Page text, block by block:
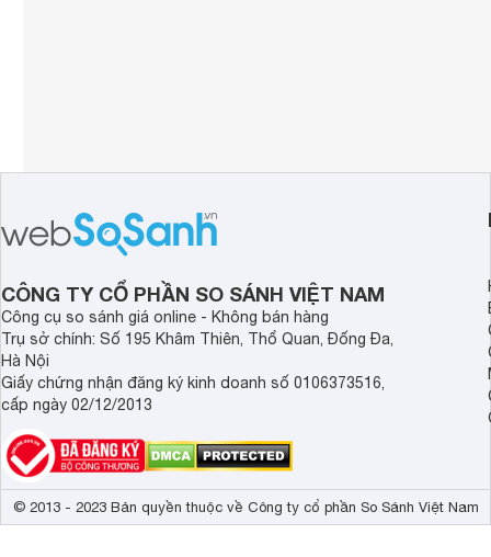
CÔNG TY CỔ PHẦN SO SÁNH VIỆT NAM
Công cụ so sánh giá online - Không bán hàng
Trụ sở chính: Số 195 Khâm Thiên, Thổ Quan, Đống Đa,
Hà Nội
Giấy chứng nhận đăng ký kinh doanh số 0106373516,
cấp ngày 02/12/2013
© 2013 - 2023 Bản quyền thuộc về Công ty cổ phần So Sánh Việt Nam